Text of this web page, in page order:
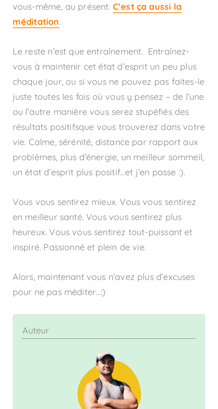
vous-même, au présent. C’est ça aussi la
méditation.
Le reste n’est que entraînement. Entraînez-
vous à maintenir cet état d’esprit un peu plus
chaque jour, ou si vous ne pouvez pas faites-le
juste toutes les fois où vous y pensez – de l’une
ou l’autre manière vous serez stupéfiés des
résultats positifsque vous trouverez dans votre
vie. Calme, sérénité, distance par rapport aux
problèmes, plus d’énergie, un meilleur sommeil,
un état d’esprit plus positif…et j’en passe :).
Vous vous sentirez mieux. Vous vous sentirez
en meilleur santé. Vous vous sentirez plus
heureux. Vous vous sentirez tout-puissant et
inspiré. Passionné et plein de vie.
Alors, maintenant vous n’avez plus d’excuses
pour ne pas méditer…:)
Auteur